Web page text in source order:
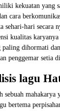
kekuatan yang
cara
sehari-hari secara
kualitas
paling dihormati
penggemar setia
lagu
mahakarya
bertema